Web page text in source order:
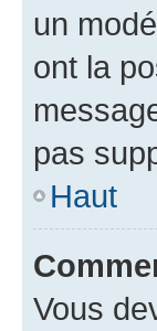
un
ont la
pas
Haut
Vous